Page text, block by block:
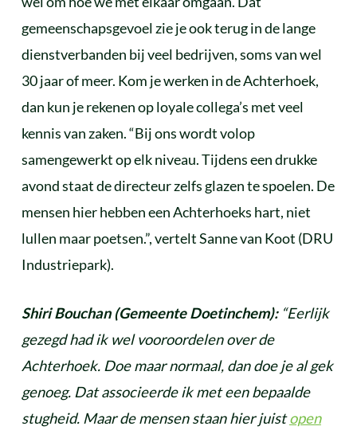
gemeenschapsgevoel zie je ook terug in de lange
dienstverbanden bij veel bedrijven, soms van wel
30 jaar of meer. Kom je werken in de Achterhoek,
dan kun je rekenen op loyale collega’s met veel
kennis van zaken. “Bij ons wordt volop
samengewerkt op elk niveau. Tijdens een drukke
avond staat de directeur zelfs glazen te spoelen. De
mensen hier hebben een Achterhoeks hart, niet
lullen maar poetsen.”, vertelt Sanne van Koot (DRU
Industriepark).
Shiri Bouchan (Gemeente Doetinchem):“Eerlijk
gezegd had ik wel vooroordelen over de
Achterhoek. Doe maar normaal, dan doe je al gek
genoeg. Dat associeerde ik met een bepaalde
stugheid. Maar de mensen staan hier juistopen